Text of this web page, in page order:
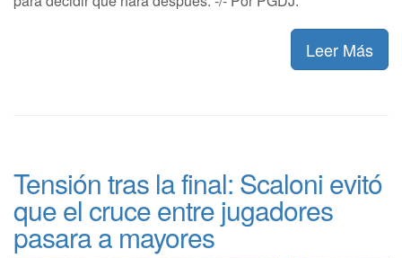
Leer Más
Tensión tras la final: Scaloni evitó
que el cruce entre jugadores
pasara a mayores